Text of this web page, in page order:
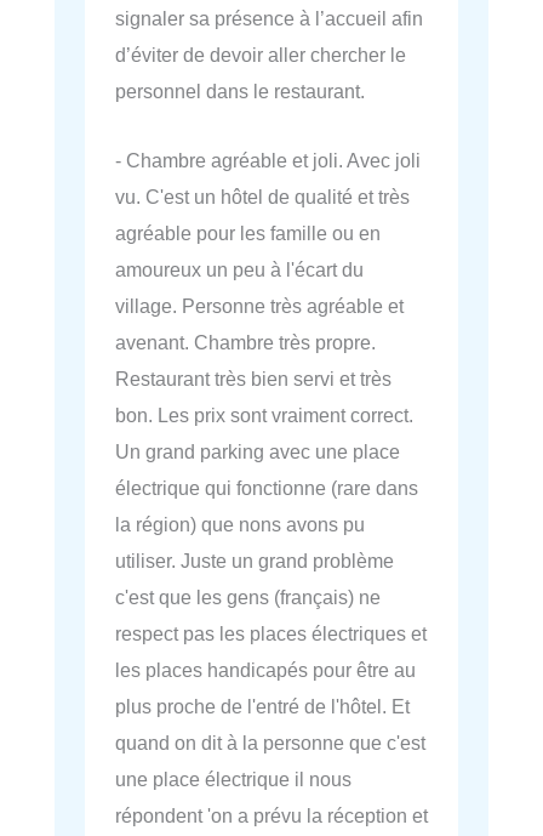
signaler sa présence à l’accueil afin
d’éviter de devoir aller chercher le
personnel dans le restaurant.
- Chambre agréable et joli. Avec joli
vu. C'est un hôtel de qualité et très
agréable pour les famille ou en
amoureux un peu à l'écart du
village. Personne très agréable et
avenant. Chambre très propre.
Restaurant très bien servi et très
bon. Les prix sont vraiment correct.
Un grand parking avec une place
électrique qui fonctionne (rare dans
la région) que nons avons pu
utiliser. Juste un grand problème
c'est que les gens (français) ne
respect pas les places électriques et
les places handicapés pour être au
plus proche de l'entré de l'hôtel. Et
quand on dit à la personne que c'est
une place électrique il nous
répondent 'on a prévu la réception et